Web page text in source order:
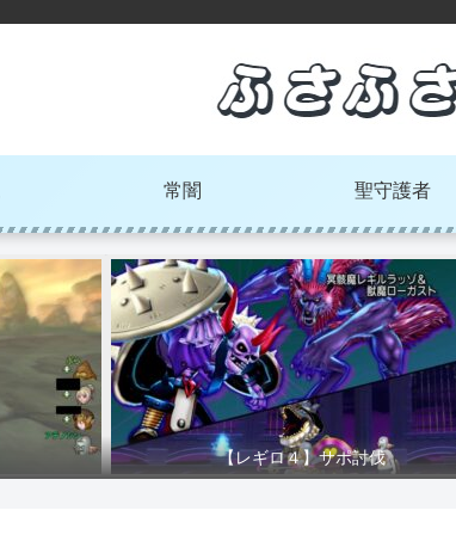
常闇 聖守護者
【レギロ４】サポ討伐